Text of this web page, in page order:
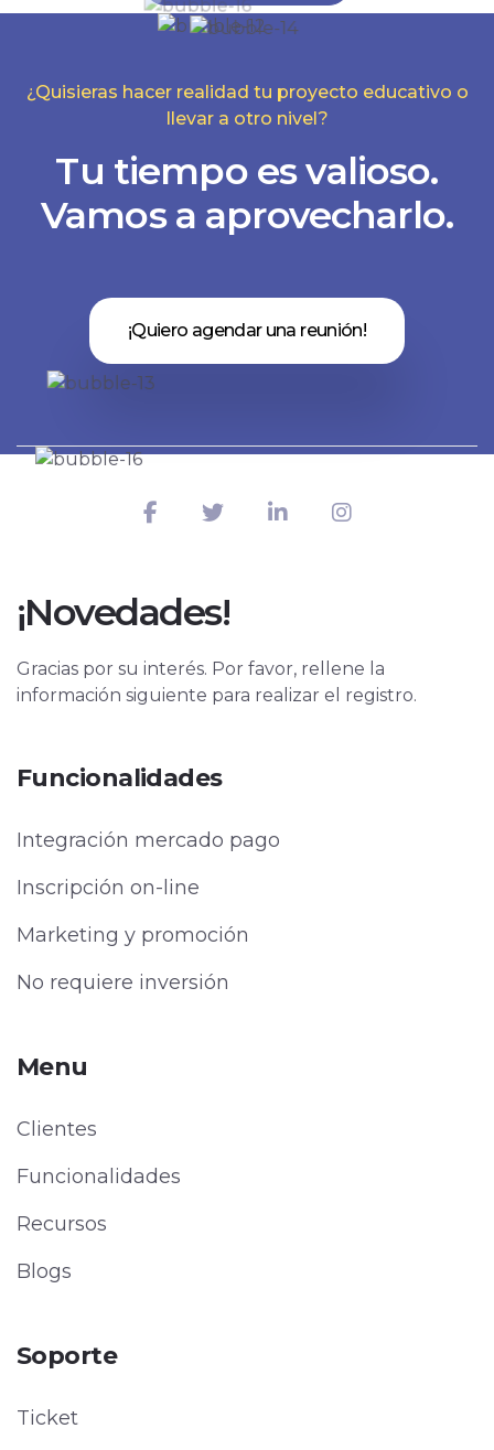
¿Quisieras hacer realidad tu proyecto educativo o
llevar a otro nivel?
Tu tiempo es valioso.
Vamos a aprovecharlo.
¡Quiero agendar una reunión!
¡Novedades!
Gracias por su interés. Por favor, rellene la
información siguiente para realizar el registro.
Funcionalidades
Integración mercado pago
Inscripción on-line
Marketing y promoción
No requiere inversión
Menu
Clientes
Funcionalidades
Recursos
Blogs
Soporte
Ticket